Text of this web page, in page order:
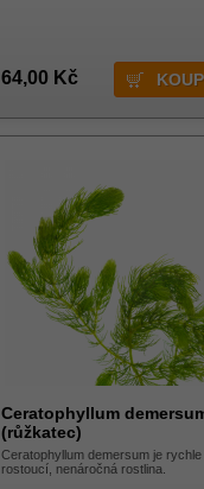
64,00 Kč
Ceratophyllum
(růžkatec)
Ceratophyllum demersum je rychle
rostoucí, nenáročná rostlina.